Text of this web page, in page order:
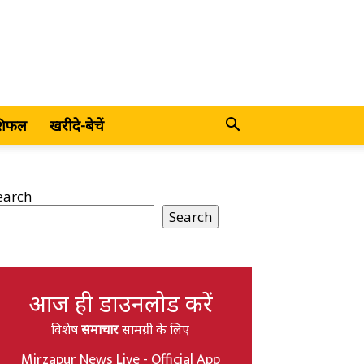
खरीदे-बेचें
Search
आज ही डाउनलोड करें
विशेषसमाचारसामग्री के लिए